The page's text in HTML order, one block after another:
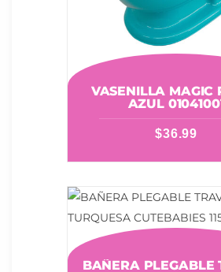
VASENILLA MAGIC POTTY
AZUL
$36.99
BAÑERA PLEGABLE